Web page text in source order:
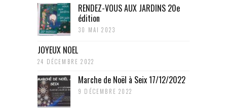
RENDEZ-VOUS AUX JARDINS 20e
édition
30 MAI 2023
JOYEUX NOEL
24 DÉCEMBRE 2022
Marche de Noël à Seix 17/12/2022
9 DÉCEMBRE 2022